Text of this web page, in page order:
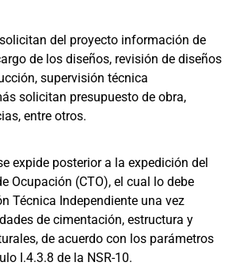
del proyecto información de
de los diseños, revisión de diseños
supervisión técnica
solicitan presupuesto de obra,
entre otros.
expide posterior a la expedición del
Ocupación (CTO), el cual lo debe
Técnica Independiente una vez
de cimentación, estructura y
de acuerdo con los parámetros
I.4.3.8 de la NSR-10.